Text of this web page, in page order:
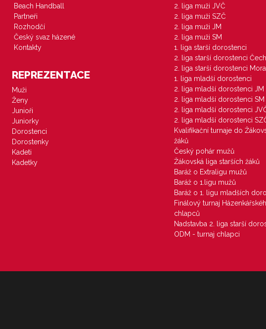
Beach Handball
Partneři
Rozhodčí
Český svaz házené
Kontakty
REPREZENTACE
Muži
Ženy
Junioři
Juniorky
Dorostenci
Dorostenky
Kadeti
Kadetky
2. liga muži JVČ
2. liga muži SZČ
2. liga muži JM
2. liga muži SM
1. liga starší dorostenci
2. liga starší dorostenci
2. liga starší dorostenci
1. liga mladší dorostenci
2. liga mladší dorostenci JM
2. liga mladší dorostenci SM
2. liga mladší dorostenci
2. liga mladší dorostenci
Kvalifikační turnaje do
žáků
Český pohár mužů
Žákovská liga starších žáků
Baráž o Extraligu mužů
Baráž o 1.ligu mužů
Baráž o 1. ligu mladších
Finálový turnaj
chlapců
Nadstavba 2. liga starší
ODM - turnaj chlapci